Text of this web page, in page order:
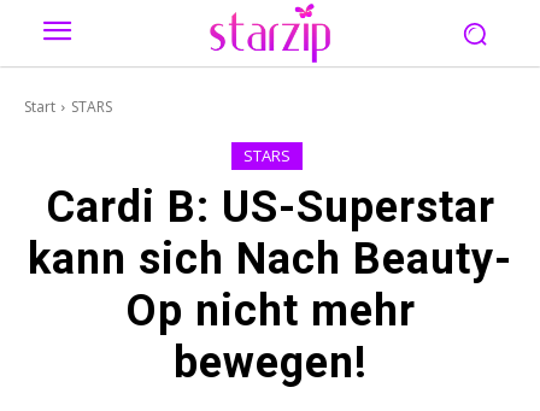
Start STARS
STARS
Cardi B: US-Superstar
kann sich Nach Beauty-
Op nicht mehr
bewegen!